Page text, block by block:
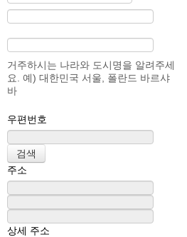
거주하시는 나라와 도시명을 알려주세
요. 예) 대한민국 서울, 폴란드 바르샤
바
우편번호
주소
상세 주소